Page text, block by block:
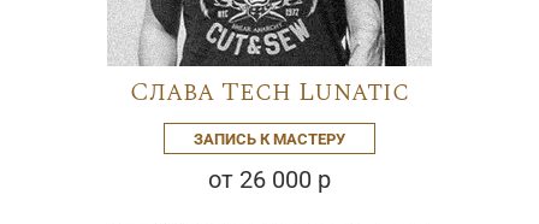
Слава Tech Lunatic
ЗАПИСЬ К МАСТЕРУ
от 26 000 р